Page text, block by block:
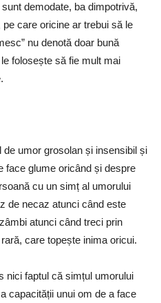
demodate, ba dimpotrivă,
care oricine ar trebui să le
nu denotă doar bună
folosește să fie mult mai
umor grosolan și insensibil și
face glume oricând și despre
cu un simț al umorului
de necaz atunci când este
atunci când treci prin
care topește inima oricui.
nici faptul că simțul umorului
capacității unui om de a face